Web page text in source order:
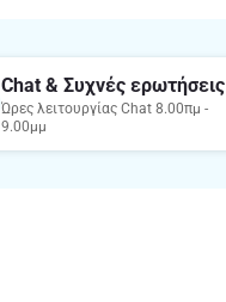
Chat & Συχνές ερωτήσεις
Ώρες λειτουργίας Chat 8.00πμ -
9.00μμ